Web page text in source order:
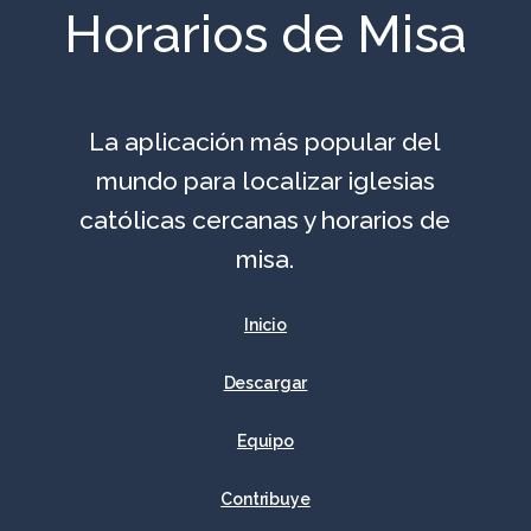
Horarios de Misa
La aplicación más popular del
mundo para localizar iglesias
católicas cercanas y horarios de
misa.
Inicio
Descargar
Equipo
Contribuye